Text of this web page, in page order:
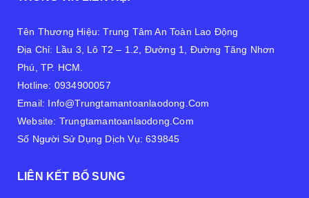
Tên Thương Hiệu: Trung Tâm An Toàn Lao Động
Địa Chỉ: Lầu 3, Lô T2 – 1.2, Đường 1, Đường Tăng Nhơn
Phú, TP. HCM.
Hotline: 0934900057
Email: Info@Trungtamantoanlaodong.Com
Website: Trungtamantoanlaodong.com
Số Người Sử Dụng Dịch Vụ: 639845
LIÊN KẾT BỔ SUNG